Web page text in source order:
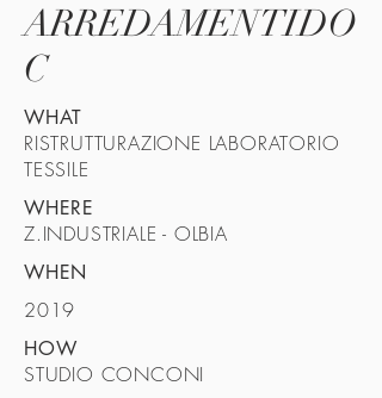
ARREDAMENTIDO
C
WHAT
RISTRUTTURAZIONE LABORATORIO
TESSILE
WHERE
Z.INDUSTRIALE - OLBIA
WHEN
2019
HOW
STUDIO CONCONI